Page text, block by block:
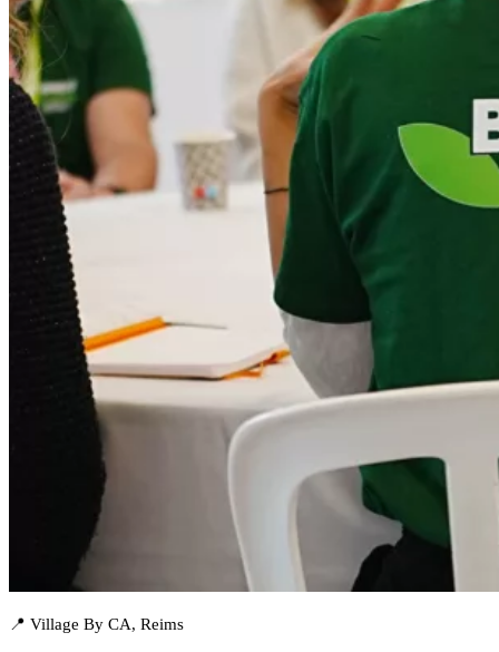
📍 Village By CA, Reims